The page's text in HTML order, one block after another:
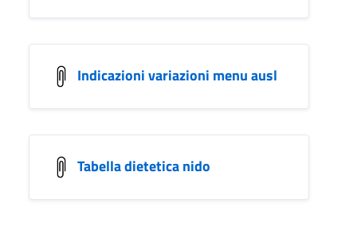
Indicazioni variazioni menu ausl
Tabella dietetica nido